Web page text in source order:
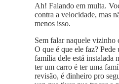
Ah! Falando em multa.
contra a velocidade, mas
menos isso.
Sem falar naquele vizinho
O que é que ele faz?
família dele está instalada
ter um carro é ter uma
revisão, é dinheiro pro